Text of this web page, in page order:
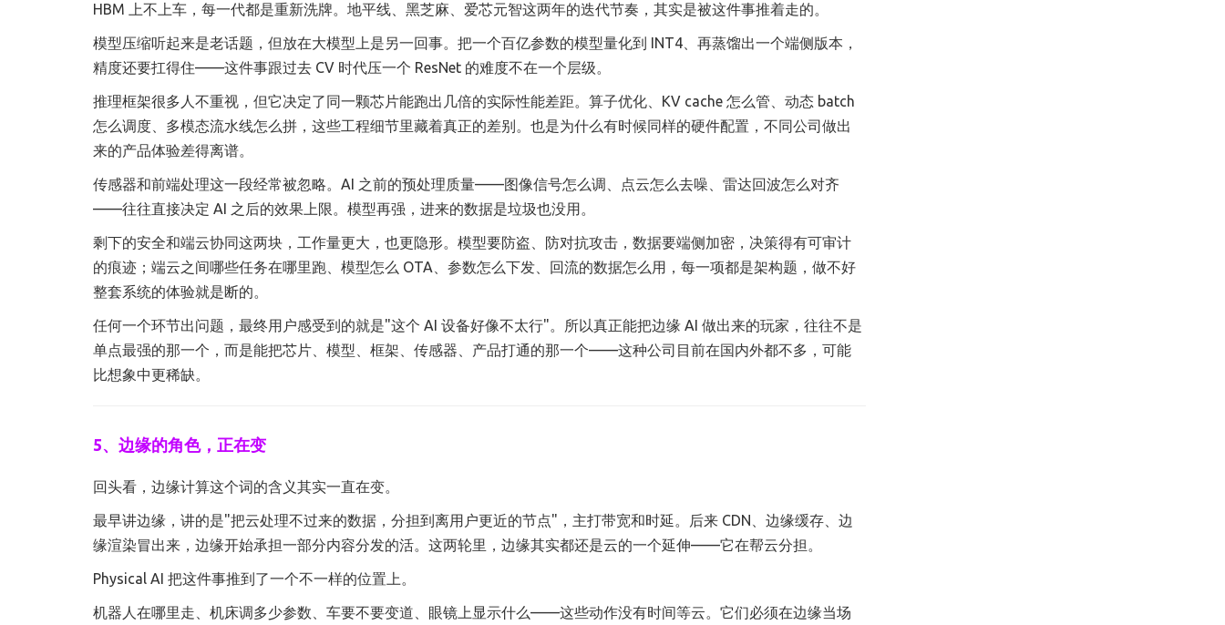
HBM 上不上车，每一代都是重新洗牌。地平线、黑芝麻、爱芯元智这两年的迭代节奏，其实是被这件事推着走的。
模型压缩听起来是老话题，但放在大模型上是另一回事。把一个百亿参数的模型量化到 INT4、再蒸馏出一个端侧版本，
精度还要扛得住——这件事跟过去 CV 时代压一个 ResNet 的难度不在一个层级。
推理框架很多人不重视，但它决定了同一颗芯片能跑出几倍的实际性能差距。算子优化、KV cache 怎么管、动态 batch
怎么调度、多模态流水线怎么拼，这些工程细节里藏着真正的差别。也是为什么有时候同样的硬件配置，不同公司做出
来的产品体验差得离谱。
传感器和前端处理这一段经常被忽略。AI 之前的预处理质量——图像信号怎么调、点云怎么去噪、雷达回波怎么对齐
——往往直接决定 AI 之后的效果上限。模型再强，进来的数据是垃圾也没用。
剩下的安全和端云协同这两块，工作量更大，也更隐形。模型要防盗、防对抗攻击，数据要端侧加密，决策得有可审计
的痕迹；端云之间哪些任务在哪里跑、模型怎么 OTA、参数怎么下发、回流的数据怎么用，每一项都是架构题，做不好
整套系统的体验就是断的。
任何一个环节出问题，最终用户感受到的就是"这个 AI 设备好像不太行"。所以真正能把边缘 AI 做出来的玩家，往往不是
单点最强的那一个，而是能把芯片、模型、框架、传感器、产品打通的那一个——这种公司目前在国内外都不多，可能
比想象中更稀缺。
5、边缘的角色，正在变
回头看，边缘计算这个词的含义其实一直在变。
最早讲边缘，讲的是"把云处理不过来的数据，分担到离用户更近的节点"，主打带宽和时延。后来 CDN、边缘缓存、边
缘渲染冒出来，边缘开始承担一部分内容分发的活。这两轮里，边缘其实都还是云的一个延伸——它在帮云分担。
Physical AI 把这件事推到了一个不一样的位置上。
机器人在哪里走、机床调多少参数、车要不要变道、眼镜上显示什么——这些动作没有时间等云。它们必须在边缘当场